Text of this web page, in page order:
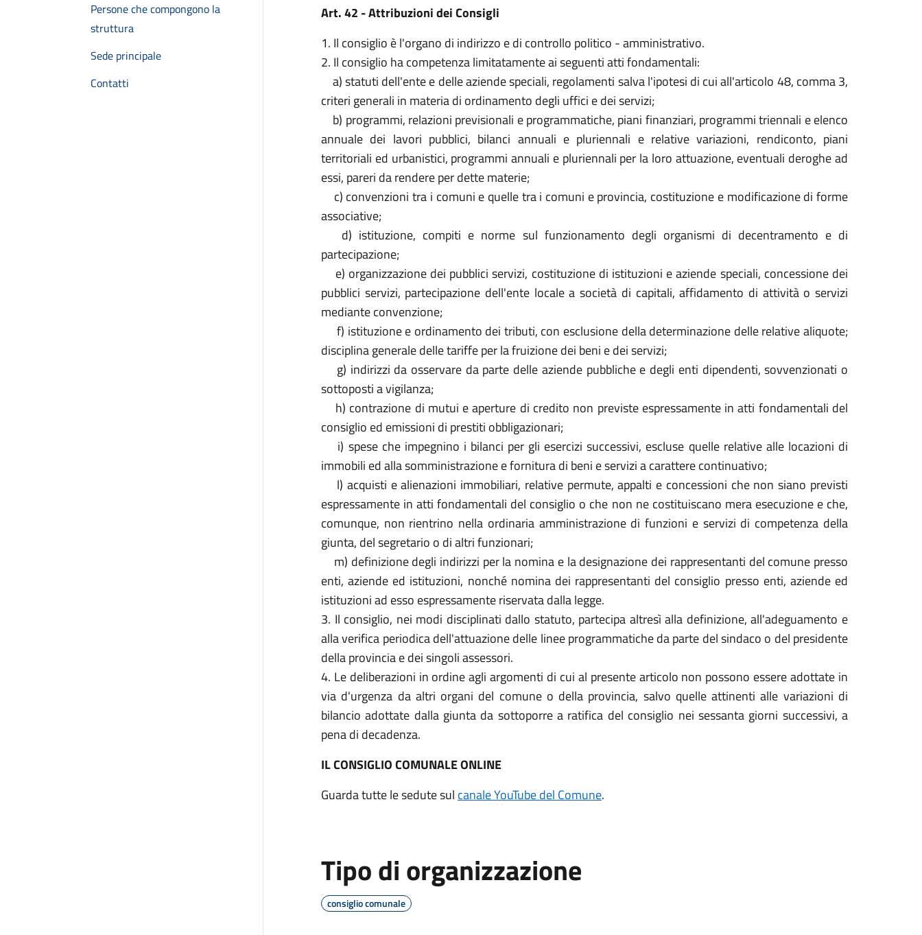
Persone che compongono la
struttura
Sede principale
Contatti
Art. 42 - Attribuzioni dei Consigli
1. Il consiglio è l'organo di indirizzo e di controllo politico - amministrativo.
2. Il consiglio ha competenza limitatamente ai seguenti atti fondamentali:
a) statuti dell'ente e delle aziende speciali, regolamenti salva l'ipotesi di cui all'articolo 48, comma 3,
criteri generali in materia di ordinamento degli uffici e dei servizi;
b) programmi, relazioni previsionali e programmatiche, piani finanziari, programmi triennali e elenco
annuale dei lavori pubblici, bilanci annuali e pluriennali e relative variazioni, rendiconto, piani
territoriali ed urbanistici, programmi annuali e pluriennali per la loro attuazione, eventuali deroghe ad
essi, pareri da rendere per dette materie;
c) convenzioni tra i comuni e quelle tra i comuni e provincia, costituzione e modificazione di forme
associative;
d) istituzione, compiti e norme sul funzionamento degli organismi di decentramento e di
partecipazione;
e) organizzazione dei pubblici servizi, costituzione di istituzioni e aziende speciali, concessione dei
pubblici servizi, partecipazione dell'ente locale a società di capitali, affidamento di attività o servizi
mediante convenzione;
f) istituzione e ordinamento dei tributi, con esclusione della determinazione delle relative aliquote;
disciplina generale delle tariffe per la fruizione dei beni e dei servizi;
g) indirizzi da osservare da parte delle aziende pubbliche e degli enti dipendenti, sovvenzionati o
sottoposti a vigilanza;
h) contrazione di mutui e aperture di credito non previste espressamente in atti fondamentali del
consiglio ed emissioni di prestiti obbligazionari;
i) spese che impegnino i bilanci per gli esercizi successivi, escluse quelle relative alle locazioni di
immobili ed alla somministrazione e fornitura di beni e servizi a carattere continuativo;
l) acquisti e alienazioni immobiliari, relative permute, appalti e concessioni che non siano previsti
espressamente in atti fondamentali del consiglio o che non ne costituiscano mera esecuzione e che,
comunque, non rientrino nella ordinaria amministrazione di funzioni e servizi di competenza della
giunta, del segretario o di altri funzionari;
m) definizione degli indirizzi per la nomina e la designazione dei rappresentanti del comune presso
enti, aziende ed istituzioni, nonché nomina dei rappresentanti del consiglio presso enti, aziende ed
istituzioni ad esso espressamente riservata dalla legge.
3. Il consiglio, nei modi disciplinati dallo statuto, partecipa altresì alla definizione, all'adeguamento e
alla verifica periodica dell'attuazione delle linee programmatiche da parte del sindaco o del presidente
della provincia e dei singoli assessori.
4. Le deliberazioni in ordine agli argomenti di cui al presente articolo non possono essere adottate in
via d'urgenza da altri organi del comune o della provincia, salvo quelle attinenti alle variazioni di
bilancio adottate dalla giunta da sottoporre a ratifica del consiglio nei sessanta giorni successivi, a
pena di decadenza.
IL CONSIGLIO COMUNALE ONLINE
Guarda tutte le sedute sul canale YouTube del Comune.
Tipo di organizzazione
consiglio comunale